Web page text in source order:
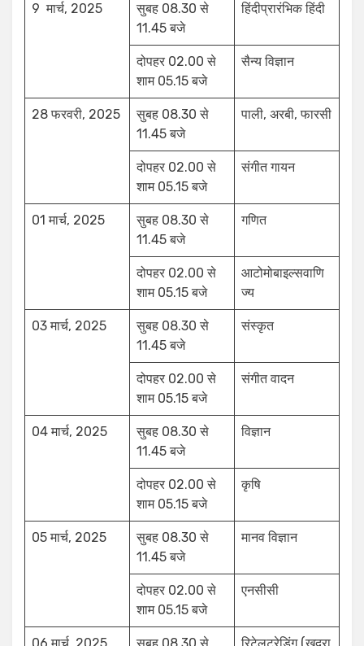
9 मार्च, 2025
सुबह 08.30 से
11.45 बजे
हिंदीप्रारंभिक हिंदी
दोपहर 02.00 से
शाम 05.15 बजे
सैन्य विज्ञान
28 फरवरी, 2025
सुबह 08.30 से
11.45 बजे
पाली, अरबी, फारसी
दोपहर 02.00 से
शाम 05.15 बजे
संगीत गायन
01 मार्च, 2025
सुबह 08.30 से
11.45 बजे
गणित
दोपहर 02.00 से
शाम 05.15 बजे
आटोमोबाइल्सवाणि
ज्य
03 मार्च, 2025
सुबह 08.30 से
11.45 बजे
संस्कृत
दोपहर 02.00 से
शाम 05.15 बजे
संगीत वादन
04 मार्च, 2025
सुबह 08.30 से
11.45 बजे
विज्ञान
दोपहर 02.00 से
शाम 05.15 बजे
कृषि
05 मार्च, 2025
सुबह 08.30 से
11.45 बजे
मानव विज्ञान
दोपहर 02.00 से
शाम 05.15 बजे
एनसीसी